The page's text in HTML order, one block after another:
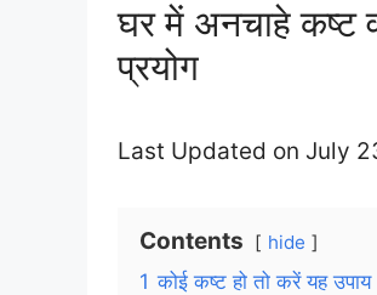
घर में अनचाहे कष्ट व
प्रयोग
Last Updated on July
Contents hide
1 कोई कष्ट हो तो करें यह